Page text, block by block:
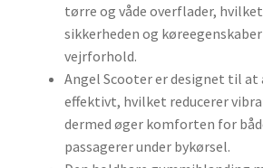
tørre og våde overflader,
sikkerheden og
vejrforhold.
Angel Scooter er designet til at
effektivt, hvilket reducerer
dermed øger komforten for
passagerer under bykørsel.